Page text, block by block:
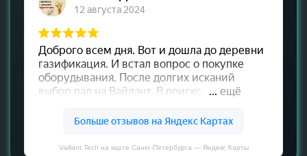
Vaillant Tech на карте Санкт‑Петербурга — Яндекс Карты